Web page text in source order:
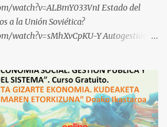
watch?v=ALBmY033VnI Estado del
a la Unión Soviética?
watch?v=sMhXvCpKU-Y Autogestión
shorts/dGKjgqEvRHk
de BABESTU? Si quieres hacer algo, o
a los niños y adolescentes vascos
BABESTUren kanal berriak